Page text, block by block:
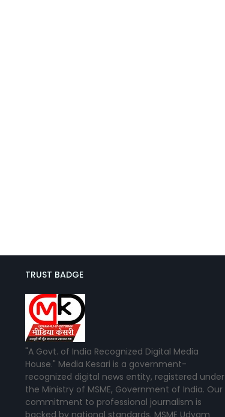
TRUST BADGE
"A Govt. of India Recognized Digital Media
House." Media Kesari is a government-
recognized digital news entity, registered under
the Ministry of MSME, Government of India. Our
commitment to professional journalism is
backed by national standards. MSME Udyam